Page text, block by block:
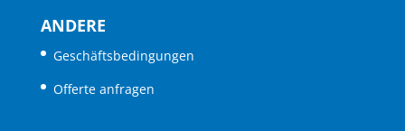
ANDERE
Geschäftsbedingungen
Offerte anfragen